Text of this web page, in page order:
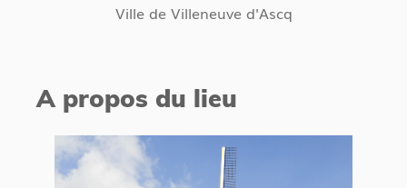
Ville de Villeneuve d'Ascq
A propos du lieu